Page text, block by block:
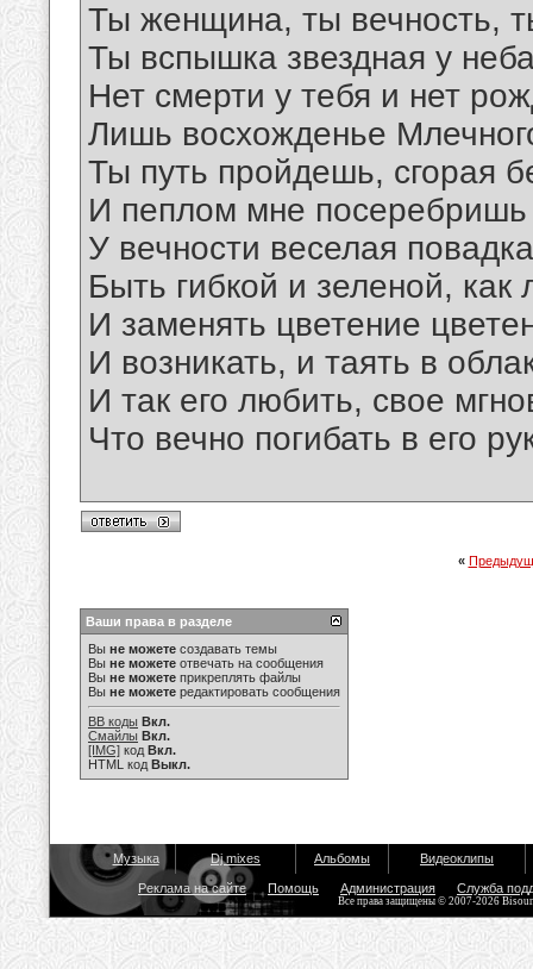
Ты женщина, ты вечность,
Ты вспышка звездная у
Нет смерти у тебя и нет
Лишь восхожденье
Ты путь пройдешь, сгорая
И пеплом мне посеребришь
У вечности веселая
Быть гибкой и зеленой, как
И заменять цветение
И возникать, и таять в
И так его любить, свое
Что вечно погибать в его
«
Ваши права в разделе
Вы не можете создавать темы
Вы не можете отвечать на сообщения
Вы не можете прикреплять файлы
Вы не можете редактировать сообщения
BB коды Вкл.
Смайлы Вкл.
[IMG] код Вкл.
HTML код Выкл.
Музыка Dj mixes Альбомы Видеоклипы
Реклама на сайте Помощь Администрация Служба
Все права защищены © 2007-2026